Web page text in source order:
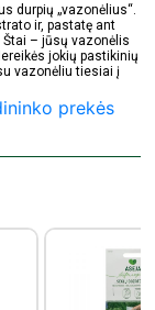
durpių „vazonėlius“.
ir, pastatę ant
– jūsų vazonėlis
jokių pastikinių
vazonėliu tiesiai į
prekės